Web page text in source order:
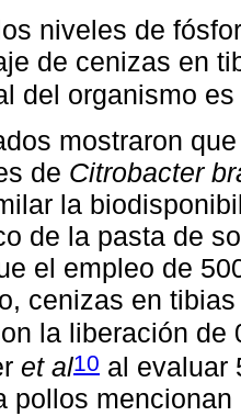
niveles de
de cenizas en
del organismo
mostraron
de Citrobacter
la
de la pasta de
el empleo de
cenizas en
la liberación
et al10 al evaluar
pollos